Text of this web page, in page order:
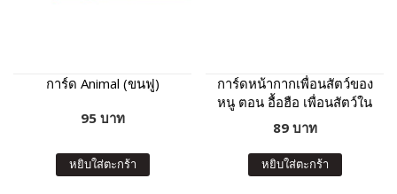
การ์ด Animal (ขนฟู)
95 บาท
หยิบใส่ตะกร้า
การ์ดหน้ากากเพื่อนสัตว์ของ
หนู ตอน อื้อฮือ เพื่อนสัตว์ใน
ป่าใหญ่
89 บาท
หยิบใส่ตะกร้า